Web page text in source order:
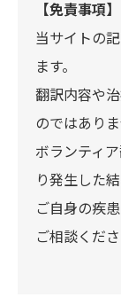
【免責事項】
当サイトの
ます。
翻訳内容や
のではありま
ボランティ
り発生した
ご自身の疾
ご相談くださ